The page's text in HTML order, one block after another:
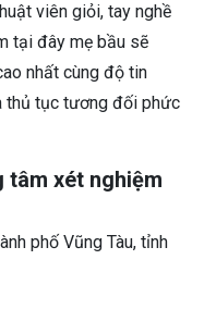
viên giỏi, tay nghề
tại đây mẹ bầu sẽ
nhất cùng độ tin
thủ tục tương đối phức
tâm xét nghiệm
phố Vũng Tàu, tỉnh